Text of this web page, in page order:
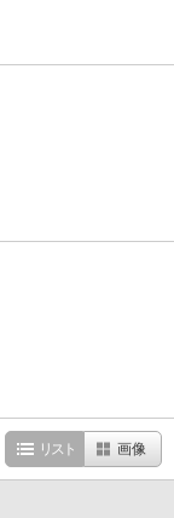
リスト 画像